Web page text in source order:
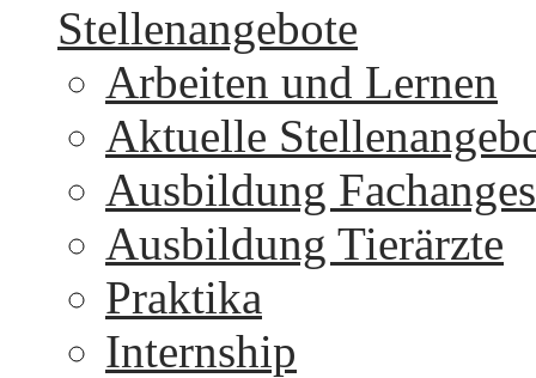
Stellenangebote
Arbeiten und Lernen
Aktuelle
Ausbildung
Ausbildung Tierärzte
Praktika
Internship